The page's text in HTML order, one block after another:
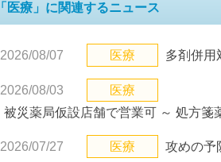
「医療」に関連するニュース
2026/08/07 医療 多剤併
2026/08/03
医療
被災薬局仮設店舗で営業可 ～ 処方
2026/07/27 医療 攻めの予